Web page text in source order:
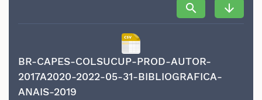
search arrow_downward
BR-CAPES-COLSUCUP-PROD-AUTOR-
2017A2020-2022-05-31-BIBLIOGRAFICA-
ANAIS-2019